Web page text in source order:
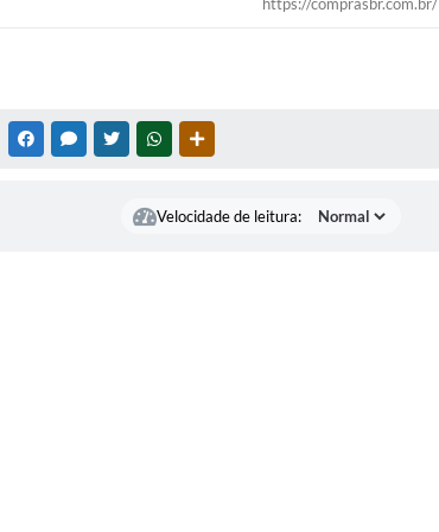
FACEBOOKMESSENGER
TWITTERWHATSAPP
Velocidade de leitura: